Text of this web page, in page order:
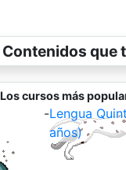
Contenidos que
Los cursos más
-Lengua
años)